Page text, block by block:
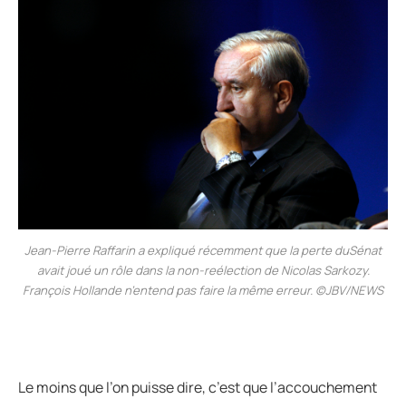
Jean-Pierre Raffarin a expliqué récemment que la perte duSénat
avait joué un rôle dans la non-reélection de Nicolas Sarkozy.
François Hollande n’entend pas faire la même erreur. ©JBV/NEWS
Le moins que l’on puisse dire, c’est que l’accouchement